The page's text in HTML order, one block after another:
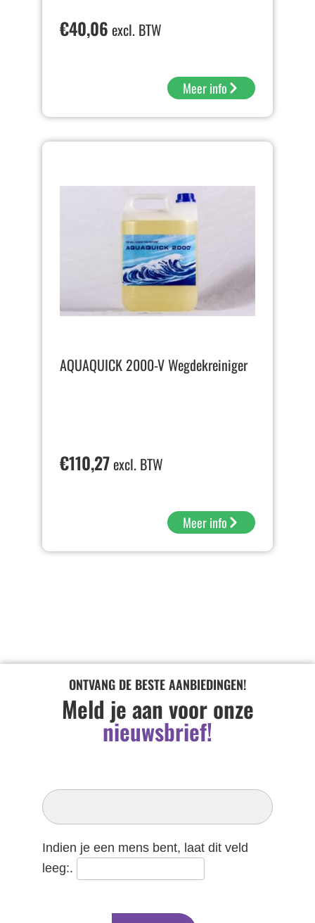
€40,06 excl. BTW
Meer info
AQUAQUICK 2000-V Wegdekreiniger
€110,27excl. BTW
Meer info
ONTVANG DE BESTE AANBIEDINGEN!
Meld je aan voor onze
nieuwsbrief!
Inschrijven
Nieuwsbrief
Indien je een mens bent, laat dit veld
leeg:.